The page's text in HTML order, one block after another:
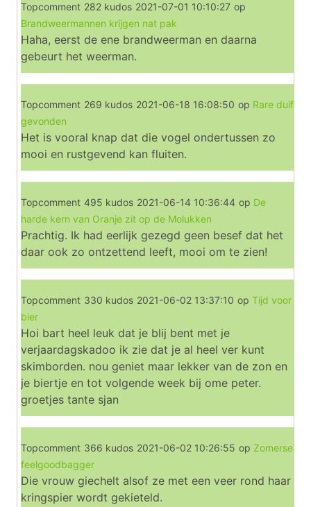
Topcomment 282 kudos 2021-07-01 10:10:27 op
Brandweermannen krijgen nat pak
Haha, eerst de ene brandweerman en daarna
gebeurt het weerman.
Topcomment 269 kudos 2021-06-18 16:08:50 op Rare duif
gevonden
Het is vooral knap dat die vogel ondertussen zo
mooi en rustgevend kan fluiten.
Topcomment 495 kudos 2021-06-14 10:36:44 op De
harde kern van Oranje zit op de Molukken
Prachtig. Ik had eerlijk gezegd geen besef dat het
daar ook zo ontzettend leeft, mooi om te zien!
Topcomment 330 kudos 2021-06-02 13:37:10 op Tijd voor
bier
Hoi bart heel leuk dat je blij bent met je
verjaardagskadoo ik zie dat je al heel ver kunt
skimborden. nou geniet maar lekker van de zon en
je biertje en tot volgende week bij ome peter.
groetjes tante sjan
Topcomment 366 kudos 2021-06-02 10:26:55 op Zomerse
feelgoodbagger
Die vrouw giechelt alsof ze met een veer rond haar
kringspier wordt gekieteld.